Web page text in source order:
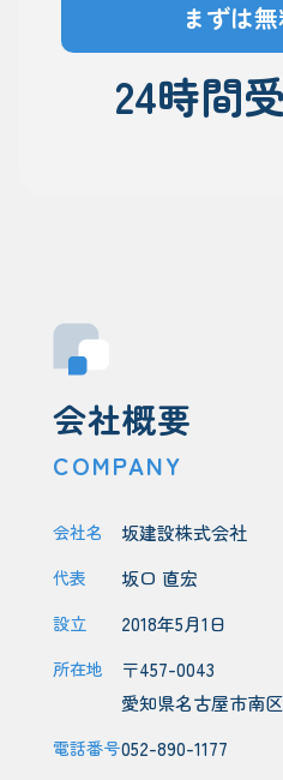
まずは
24時間
会社概要
COMPANY
会社名 坂建設株式会社
代表 坂口 直宏
設立 2018年5月1日
所在地
〒457-0043
愛知県名古屋市南
電話番号052-890-1177